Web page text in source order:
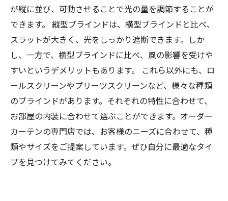
が縦に並び、可動させることで光の量を調節することが
できます。 縦型ブラインドは、横型ブラインドと比べ、
スラットが大きく、光をしっかり遮断できます。しか
し、一方で、横型ブラインドに比べ、風の影響を受けや
すいというデメリットもあります。 これら以外にも、ロ
ールスクリーンやプリーツスクリーンなど、様々な種類
のブラインドがあります。それぞれの特性に合わせて、
お部屋の内装に合わせて選ぶことができます。オーダー
カーテンの専門店では、お客様のニーズに合わせて、種
類やサイズをご提案しています。ぜひ自分に最適なタイ
プを見つけてみてください。